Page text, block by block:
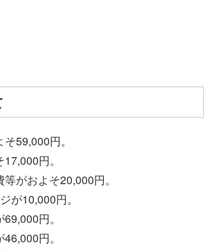
59,000円。
円。
がおよそ20,000円。
が10,000円。
円。
円。